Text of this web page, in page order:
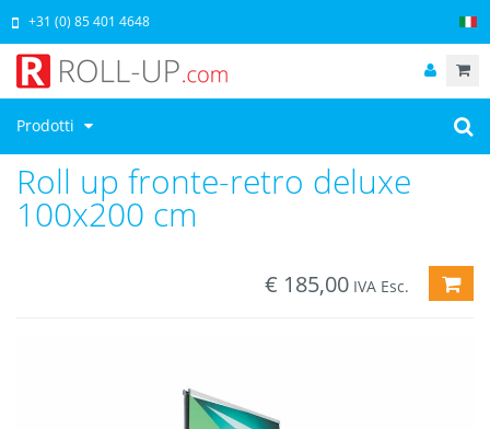
Prodotti
+31 (0) 85 401 4648
Roll up fronte-retro deluxe
100x200 cm
€ 185,00 IVA Esc.